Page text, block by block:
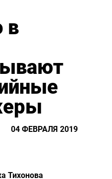
в
04 ФЕВРАЛЯ 2019
Тихонова